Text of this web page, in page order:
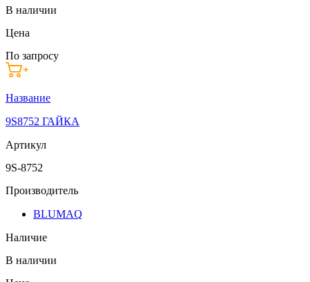
В наличии
Цена
По запросу
Название
9S8752 ГАЙКА
Артикул
9S-8752
Производитель
BLUMAQ
Наличие
В наличии